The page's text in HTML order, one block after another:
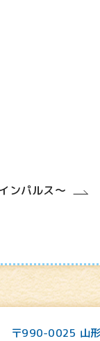
ンパルス〜
〒990-0025 山